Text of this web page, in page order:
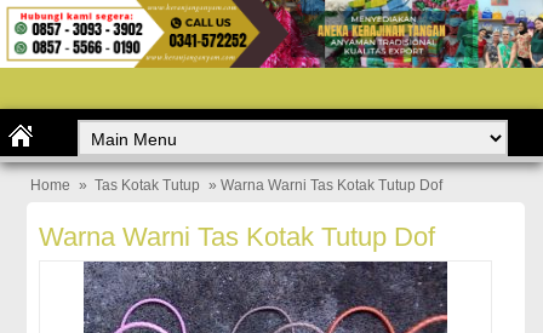
Home » Tas Kotak Tutup » Warna Warni Tas Kotak Tutup Dof
Warna Warni Tas Kotak Tutup Dof